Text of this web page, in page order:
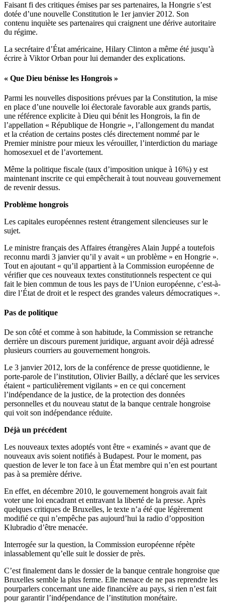
Faisant fi des critiques émises par ses partenaires, la Hongrie s’est
dotée d’une nouvelle Constitution le 1er janvier 2012. Son
contenu inquiète ses partenaires qui craignent une dérive autoritaire
du régime.
La secrétaire d’État américaine, Hilary Clinton a même été jusqu’à
écrire à Viktor Orban pour lui demander des explications.
« Que Dieu bénisse les Hongrois »
Parmi les nouvelles dispositions prévues par la Constitution, la mise
en place d’une nouvelle loi électorale favorable aux grands partis,
une référence explicite à Dieu qui bénit les Hongrois, la fin de
l’appellation « République de Hongrie », l’allongement du mandat
et la création de certains postes clés directement nommé par le
Premier ministre pour mieux les vérouiller, l’interdiction du mariage
homosexuel et de l’avortement.
Même la politique fiscale (taux d’imposition unique à 16%) y est
maintenant inscrite ce qui empêcherait à tout nouveau gouvernement
de revenir dessus.
Problème hongrois
Les capitales européennes restent étrangement silencieuses sur le
sujet.
Le ministre français des Affaires étrangères Alain Juppé a toutefois
reconnu mardi 3 janvier qu’il y avait « un problème » en Hongrie ».
Tout en ajoutant « qu’il appartient à la Commission européenne de
vérifier que ces nouveaux textes constitutionnels respectent ce qui
fait le bien commun de tous les pays de l’Union européenne, c’est-à-
dire l’État de droit et le respect des grandes valeurs démocratiques ».
Pas de politique
De son côté et comme à son habitude, la Commission se retranche
derrière un discours purement juridique, arguant avoir déjà adressé
plusieurs courriers au gouvernement hongrois.
Le 3 janvier 2012, lors de la conférence de presse quotidienne, le
porte-parole de l’institution, Olivier Bailly, a déclaré que les services
étaient « particulièrement vigilants » en ce qui concernent
l’indépendance de la justice, de la protection des données
personnelles et du nouveau statut de la banque centrale hongroise
qui voit son indépendance réduite.
Déjà un précédent
Les nouveaux textes adoptés vont être « examinés » avant que de
nouveaux avis soient notifiés à Budapest. Pour le moment, pas
question de lever le ton face à un État membre qui n’en est pourtant
pas à sa première dérive.
En effet, en décembre 2010, le gouvernement hongrois avait fait
voter une loi encadrant et entravant la liberté de la presse. Après
quelques critiques de Bruxelles, le texte n’a été que légèrement
modifié ce qui n’empêche pas aujourd’hui la radio d’opposition
Klubradio d’être menacée.
Interrogée sur la question, la Commission européenne répète
inlassablement qu’elle suit le dossier de près.
C’est finalement dans le dossier de la banque centrale hongroise que
Bruxelles semble la plus ferme. Elle menace de ne pas reprendre les
pourparlers concernant une aide financière au pays, si rien n’est fait
pour garantir l’indépendance de l’institution monétaire.